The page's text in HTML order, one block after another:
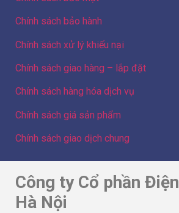
Chính sách bảo hành
Chính sách xử lý khiếu nại
Chính sách giao hàng – lắp đặt
Chính sách hàng hóa dịch vụ
Chính sách giá sản phẩm
Chính sách giao dịch chung
Công ty Cổ phần
Hà Nội